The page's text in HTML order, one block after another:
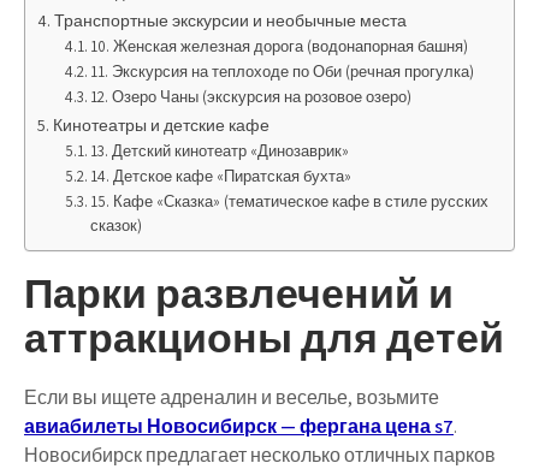
Транспортные экскурсии и необычные места
10. Женская железная дорога (водонапорная башня)
11. Экскурсия на теплоходе по Оби (речная прогулка)
12. Озеро Чаны (экскурсия на розовое озеро)
Кинотеатры и детские кафе
13. Детский кинотеатр «Динозаврик»
14. Детское кафе «Пиратская бухта»
15. Кафе «Сказка» (тематическое кафе в стиле русских
сказок)
Парки развлечений и
аттракционы для детей
Если вы ищетеадреналин и веселье, возьмите
авиабилеты Новосибирск — фергана цена s7.
Новосибирск предлагает несколькоотличных парков